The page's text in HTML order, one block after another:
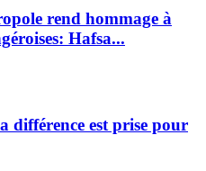
rend hommage à
Hafsa...
différence est prise pour